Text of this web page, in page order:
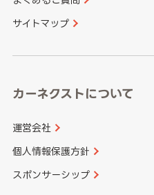
大分県
サイトマップ
カーネクストについて
運営会社
個人情報保護方針
スポンサーシップ